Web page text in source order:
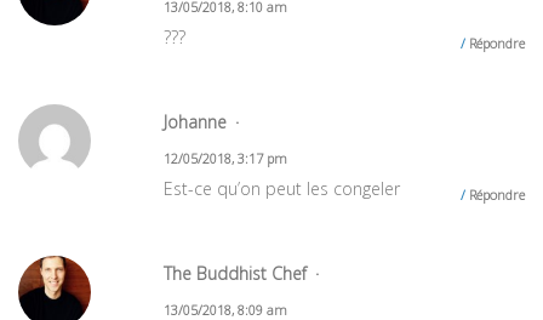
13/05/2018, 8:10 am
Répondre
???
Johanne
12/05/2018, 3:17 pm
Répondre
Est-ce qu’on peut les congeler
The Buddhist Chef
13/05/2018, 8:09 am